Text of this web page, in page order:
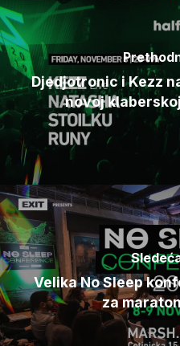
Djedjotronic i Kezz
novoj
Velika No Sleep
za